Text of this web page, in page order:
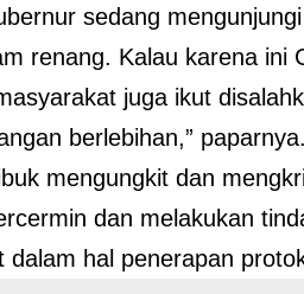
sedang
renang. Kalau karena ini
juga ikut
berlebihan,” paparnya.
mengungkit dan
dan melakukan
hal penerapan